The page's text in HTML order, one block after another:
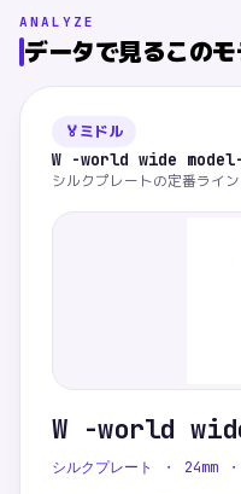
ANALYZE
データで見るこの
🏅ミドル
W -world wide
シルクプレートの定番ライン
W -world
シルクプレート ・ 24mm